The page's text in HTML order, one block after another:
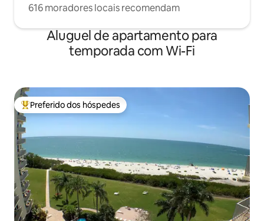
616 moradores locais recomendam
Aluguel de apartamento para
temporada com Wi-Fi
Entre os melhores preferidos dos hóspedes
Preferido dos hóspedes